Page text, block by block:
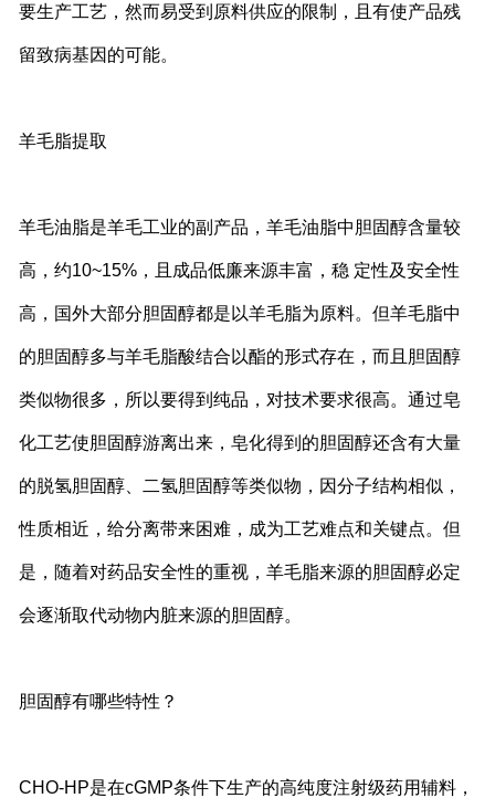
要生产工艺，然而易受到原料供应的限制，且有使产品残
留致病基因的可能。
羊毛脂提取
羊毛油脂是羊毛工业的副产品，羊毛油脂中胆固醇含量较
高，约10~15%，且成品低廉来源丰富，稳 定性及安全性
高，国外大部分胆固醇都是以羊毛脂为原料。但羊毛脂中
的胆固醇多与羊毛脂酸结合以酯的形式存在，而且胆固醇
类似物很多，所以要得到纯品，对技术要求很高。通过皂
化工艺使胆固醇游离出来，皂化得到的胆固醇还含有大量
的脱氢胆固醇、二氢胆固醇等类似物，因分子结构相似，
性质相近，给分离带来困难，成为工艺难点和关键点。但
是，随着对药品安全性的重视，羊毛脂来源的胆固醇必定
会逐渐取代动物内脏来源的胆固醇。
胆固醇有哪些特性？
CHO-HP是在cGMP条件下生产的高纯度注射级药用辅料，